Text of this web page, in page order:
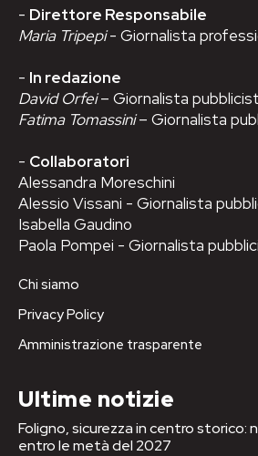
- Direttore Responsabile
Maria Tripepi- Giornalista
- In redazione
David Orfei– Giornalista
Fatima Tomassini– Giornalista
- Collaboratori
Alessandra Moreschini
Alessio Vissani - Giornalista
Isabella Gaudino
Paola Pompei - Giornalista
Chi siamo
Privacy Policy
Amministrazione trasparente
Ultime notizie
Foligno, sicurezza in centro storico:
entro le metà del 2027